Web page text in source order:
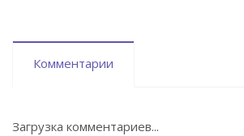
Комментарии
Загрузка комментариев...